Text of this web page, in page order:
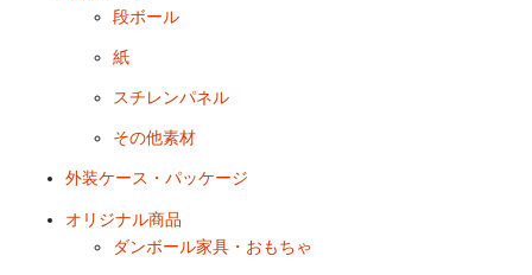
段ボール
紙
スチレンパネル
その他素材
外装ケース・パッケージ
オリジナル商品
ダンボール家具・おもちゃ